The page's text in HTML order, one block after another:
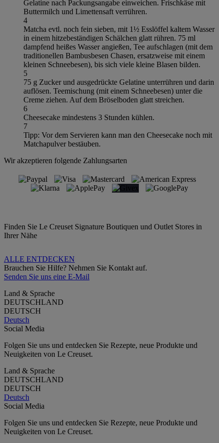
Gelatine nach Packungsangabe einweichen. Frischkäse mit
Buttermilch und Limettensaft verrühren.
4
Matcha evtl. noch fein sieben, mit 1½ Esslöffel kaltem Wasser
in einem hitzebeständigen Schälchen glatt rühren. 75 ml
dampfend heißes Wasser angießen, Tee aufschlagen (mit dem
traditionellen Bambusbesen Chasen, ersatzweise mit einem
kleinen Schneebesen), bis sich viele kleine Blasen bilden.
5
75 g Zucker und ausgedrückte Gelatine unterrühren und darin
auflösen. Teemischung (mit einem Schneebesen) unter die
Creme ziehen. Auf dem Bröselboden glatt streichen.
6
Cheesecake mindestens 3 Stunden kühlen.
7
Tipp: Vor dem Servieren kann man den Cheesecake noch mit
Matchapulver bestäuben.
Wir akzeptieren folgende Zahlungsarten
Finden Sie Le Creuset Signature Boutiquen und Outlet Stores in
Ihrer Nähe
ALLE ENTDECKEN
Brauchen Sie Hilfe? Nehmen Sie Kontakt auf.
Senden Sie uns eine E-Mail
Land & Sprache
DEUTSCHLAND
DEUTSCH
Deutsch
Social Media
Folgen Sie uns und entdecken Sie Rezepte, neue Produkte und
Neuigkeiten von Le Creuset.
Land & Sprache
DEUTSCHLAND
DEUTSCH
Deutsch
Social Media
Folgen Sie uns und entdecken Sie Rezepte, neue Produkte und
Neuigkeiten von Le Creuset.